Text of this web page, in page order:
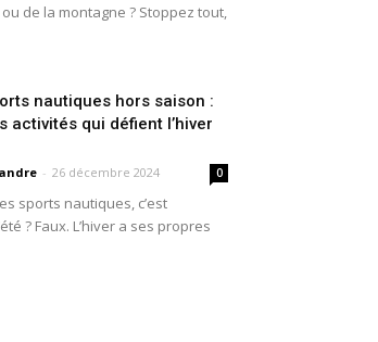
de la montagne ? Stoppez tout,
nautiques hors saison :
activités qui défient l’hiver
- 26 décembre 2024 0
sports nautiques, c’est
? Faux. L’hiver a ses propres